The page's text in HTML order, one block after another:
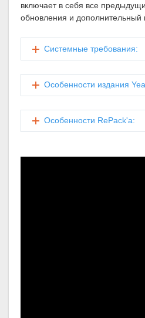
включает в себя все
обновления и дополнительный
Системные требования:
Особенности издания
Особенности RePack'а: